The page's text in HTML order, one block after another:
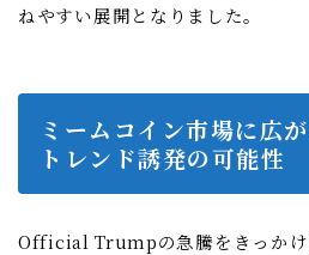
ねやすい展開となりました。
ミームコイン市場に広
トレンド誘発の可能性
Official Trumpの急騰をきっかけ